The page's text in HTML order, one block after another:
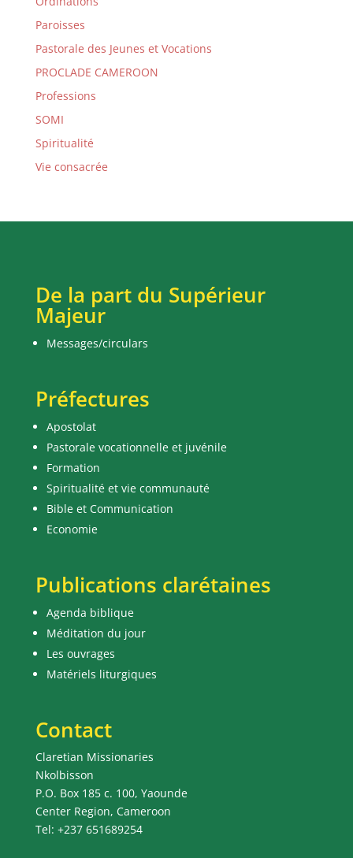
Paroisses
Pastorale des Jeunes et Vocations
PROCLADE CAMEROON
Professions
SOMI
Spiritualité
Vie consacrée
De la part du Supérieur
Majeur
Messages/circulars
Préfectures
Apostolat
Pastorale vocationnelle et juvénile
Formation
Spiritualité et vie communauté
Bible et Communication
Economie
Publications clarétaines
Agenda biblique
Méditation du jour
Les ouvrages
Matériels liturgiques
Contact
Claretian Missionaries
Nkolbisson
P.O. Box 185 c. 100, Yaounde
Center Region, Cameroon
Tel: +237 651689254